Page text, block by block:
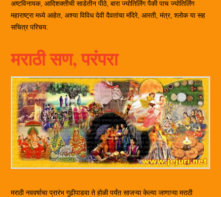
अष्टविनायक, आदिशक्तीची साडेतीन पीठे, बारा ज्योतिर्लिंग पैकी पाच ज्योतिर्लिंग
महाराष्ट्रा मध्ये आहेत, अश्या विविध देवी दैवतांचा मंदिरे, आरती, मंत्र, श्लोक या सह
सचित्र परिचय.
मराठी सण, परंपरा
मराठी नववर्षाचा प्रारंभ गुढीपाडवा ते होळी पर्यंत साजऱ्या केल्या जाणाऱ्या मराठी